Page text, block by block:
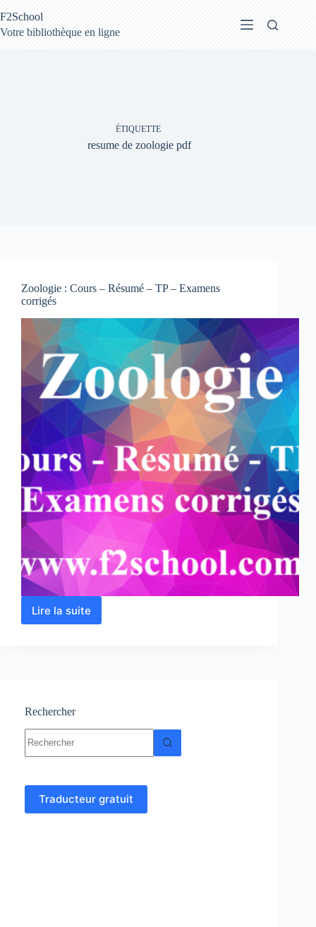
au
contenu
F2School
Votre bibliothèque en ligne
ÉTIQUETTE
resume de zoologie pdf
Zoologie : Cours – Résumé – TP – Examens
corrigés
Lire la suite
Zoologie
–
corrigés
Rechercher
résultat
Traducteur gratuit